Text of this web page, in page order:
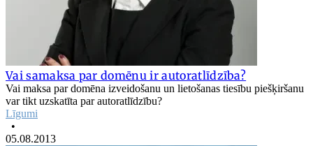
Vai samaksa par domēnu ir autoratlīdzība?
Vai maksa par domēna izveidošanu un lietošanas tiesību piešķiršanu
var tikt uzskatīta par autoratlīdzību?
Līgumi
•
05.08.2013